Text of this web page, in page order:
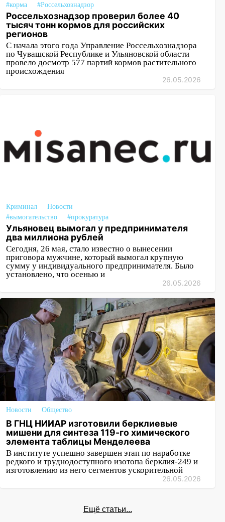
#корма
#Россельхознадзор
Россельхознадзор проверил более 40
тысяч тонн кормов для российских
регионов
С начала этого года Управление Россельхознадзора
по Чувашской Республике и Ульяновской области
провело досмотр 577 партий кормов растительного
происхождения
26.05.2026
Криминал
Новости
#вымогательство
#прокуратура
Ульяновец вымогал у предпринимателя
два миллиона рублей
Сегодня, 26 мая, стало известно о вынесении
приговора мужчине, который вымогал крупную
сумму у индивидуального предпринимателя. Было
установлено, что осенью и
26.05.2026
Новости Общество
В ГНЦ НИИАР изготовили берклиевые
мишени для синтеза 119-го химического
элемента таблицы Менделеева
В институте успешно завершен этап по наработке
редкого и труднодоступного изотопа берклия-249 и
изготовлению из него сегментов ускорительной
26.05.2026
Ещё статьи...